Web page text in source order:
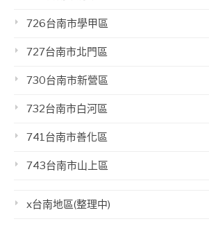
726台南市學甲區
727台南市北門區
730台南市新營區
732台南市白河區
741台南市善化區
743台南市山上區
x台南地區(整理中)